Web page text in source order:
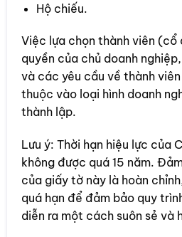
Hộ chiếu.
Việc lựa chọn thành viên
quyền của chủ doanh
và các yêu cầu về thành
thuộc vào loại hình doanh
thành lập.
Lưu ý: Thời hạn hiệu lực của
không được quá 15 năm.
của giấy tờ này là hoàn
quá hạn để đảm bảo quy
diễn ra một cách suôn sẻ và